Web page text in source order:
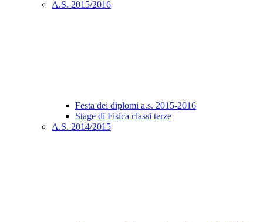
A.S. 2015/2016
Festa dei diplomi a.s. 2015-2016
Stage di Fisica classi terze
A.S. 2014/2015